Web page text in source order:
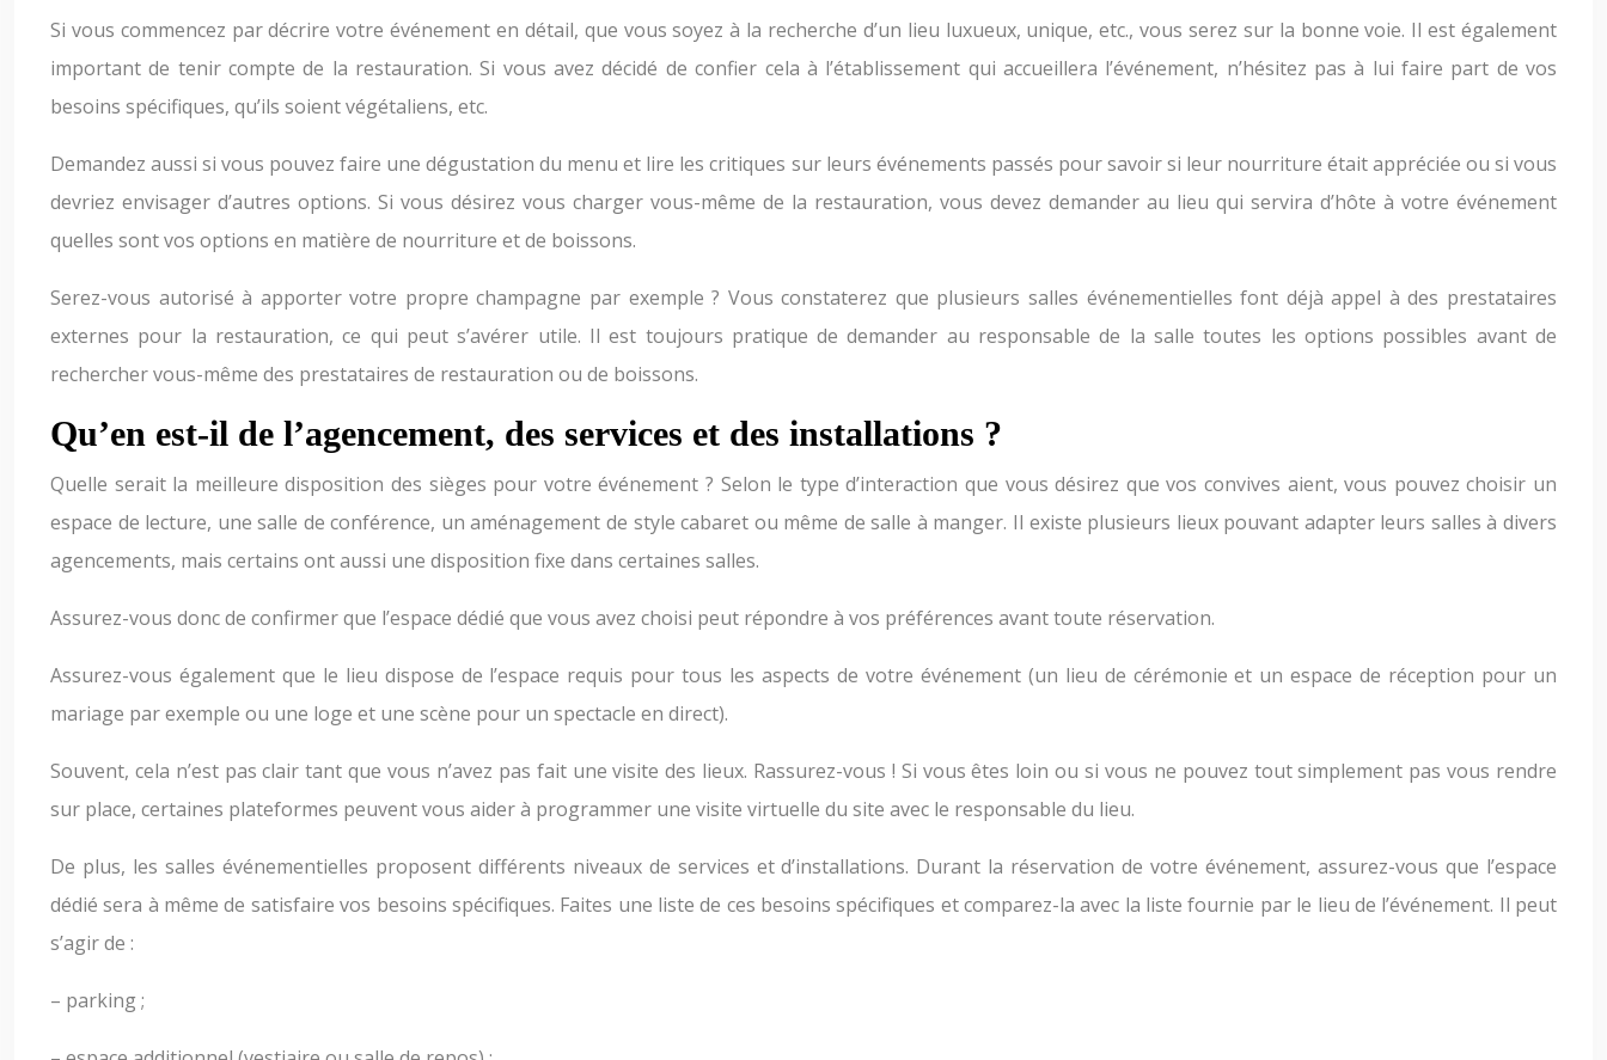
Si vous commencez par décrire votre événement en détail, que vous soyez à la recherche d’un lieu luxueux, unique, etc., vous serez sur la bonne voie. Il est également
important de tenir compte de la restauration. Si vous avez décidé de confier cela à l’établissement qui accueillera l’événement, n’hésitez pas à lui faire part de vos
besoins spécifiques, qu’ils soient végétaliens, etc.
Demandez aussi si vous pouvez faire une dégustation du menu et lire les critiques sur leurs événements passés pour savoir si leur nourriture était appréciée ou si vous
devriez envisager d’autres options. Si vous désirez vous charger vous-même de la restauration, vous devez demander au lieu qui servira d’hôte à votre événement
quelles sont vos options en matière de nourriture et de boissons.
Serez-vous autorisé à apporter votre propre champagne par exemple ? Vous constaterez que plusieurs salles événementielles font déjà appel à des prestataires
externes pour la restauration, ce qui peut s’avérer utile. Il est toujours pratique de demander au responsable de la salle toutes les options possibles avant de
rechercher vous-même des prestataires de restauration ou de boissons.
Qu’en est-il de l’agencement, des services et des installations ?
Quelle serait la meilleure disposition des sièges pour votre événement ? Selon le type d’interaction que vous désirez que vos convives aient, vous pouvez choisir un
espace de lecture, une salle de conférence, un aménagement de style cabaret ou même de salle à manger. Il existe plusieurs lieux pouvant adapter leurs salles à divers
agencements, mais certains ont aussi une disposition fixe dans certaines salles.
Assurez-vous donc de confirmer que l’espace dédié que vous avez choisi peut répondre à vos préférences avant toute réservation.
Assurez-vous également que le lieu dispose de l’espace requis pour tous les aspects de votre événement (un lieu de cérémonie et un espace de réception pour un
mariage par exemple ou une loge et une scène pour un spectacle en direct).
Souvent, cela n’est pas clair tant que vous n’avez pas fait une visite des lieux. Rassurez-vous ! Si vous êtes loin ou si vous ne pouvez tout simplement pas vous rendre
sur place, certaines plateformes peuvent vous aider à programmer une visite virtuelle du site avec le responsable du lieu.
De plus, les salles événementielles proposent différents niveaux de services et d’installations. Durant la réservation de votre événement, assurez-vous que l’espace
dédié sera à même de satisfaire vos besoins spécifiques. Faites une liste de ces besoins spécifiques et comparez-la avec la liste fournie par le lieu de l’événement. Il peut
s’agir de :
– parking ;